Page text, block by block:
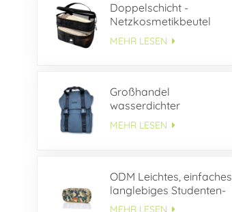
Doppelschicht -
Netzkosmetikbeutel
MEHR LESEN
Großhandel
wasserdichter
Lederrucksack mit
Schnallenklappe
MEHR LESEN
ODM Leichtes, einfaches,
langlebiges Studenten-
Federmäppchen aus
MEHR LESEN